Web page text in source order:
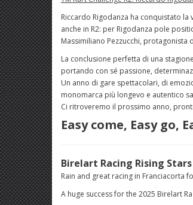
Riccardo Rigodanza ha conquistato
anche in R2: per Rigodanza pole
Massimiliano Pezzucchi,
La conclusione perfetta di una
portando con sé passione,
Un anno di gare spettacolari, di
monomarca più longevo e autentico
Ci ritroveremo il prossimo anno,
Easy come, Easy go,
Birelart Racing Rising
Rain and great racing in Franciacorta
A huge success for the 2025 Birelart